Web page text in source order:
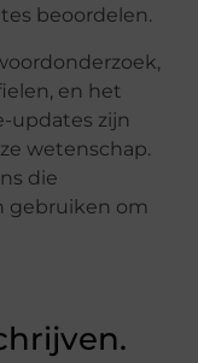
beoordelen.
en het
updates zijn
wetenschap.
die
gebruiken om